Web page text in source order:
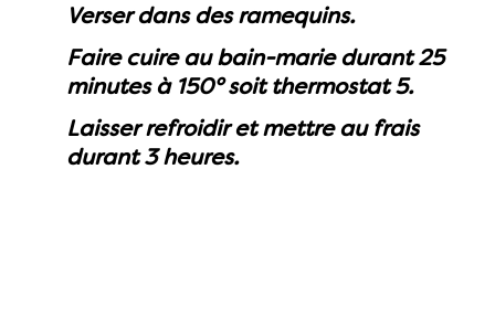
Verser dans des ramequins.
Faire cuire au bain-marie durant 25
minutes à 150° soit thermostat 5.
Laisser refroidir et mettre au frais
durant 3 heures.